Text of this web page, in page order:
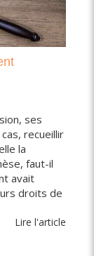
ses
recueillir
la
faut-il
avait
droits de
Lire l'article